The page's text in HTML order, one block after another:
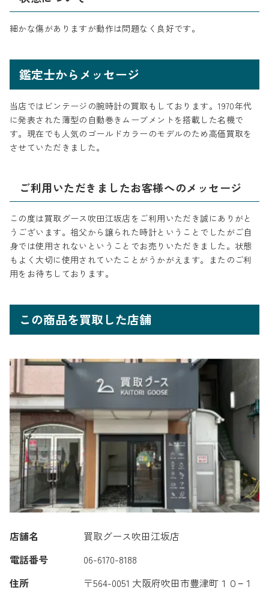
細かな傷がありますが動作は問題なく良好です。
鑑定士からメッセージ
当店ではビンテージの腕時計の買取もしております。1970年代
に発表された薄型の自動巻きムーブメントを搭載した名機で
す。現在でも人気のゴールドカラーのモデルのため高価買取を
させていただきました。
ご利用いただきましたお客様へのメッセージ
この度は買取グース吹田江坂店をご利用いただき誠にありがと
うございます。祖父から譲られた時計ということでしたがご自
身では使用されないということでお売りいただきました。状態
もよく大切に使用されていたことがうかがえます。またのご利
用をお待ちしております。
この商品を買取した店舗
店舗名
買取グース吹田江坂店
電話番号
06-6170-8188
住所
〒564-0051 大阪府吹田市豊津町１０−１